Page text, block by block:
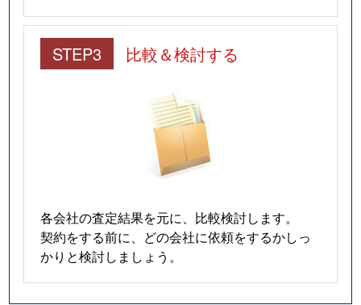
STEP3 比較＆検討する
各会社の査定結果を元に、比較検討します。
契約をする前に、どの会社に依頼をするかしっ
かりと検討しましょう。